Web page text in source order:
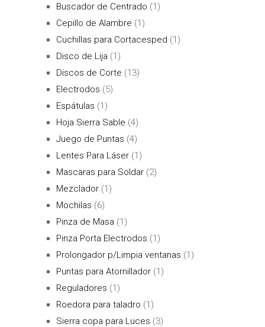
Buscador de Centrado (1)
Cepillo de Alambre (1)
Cuchillas para Cortacesped (1)
Disco de Lija (1)
Discos de Corte (13)
Electrodos (5)
Espátulas (1)
Hoja Sierra Sable (4)
Juego de Puntas (4)
Lentes Para Láser (1)
Mascaras para Soldar (2)
Mezclador (1)
Mochilas (6)
Pinza de Masa (1)
Pinza Porta Electrodos (1)
Prolongador p/Limpia ventanas (1)
Puntas para Atornillador (1)
Reguladores (1)
Roedora para taladro (1)
Sierra copa para Luces (3)